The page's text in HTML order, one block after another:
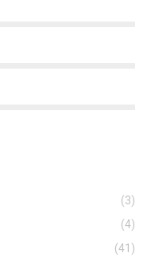
(3)
(4)
(41)